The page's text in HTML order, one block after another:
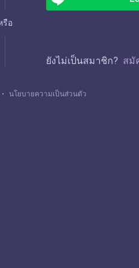
รือ
ยังไม่เป็นสมาชิก? สมั
・ นโยบายความเป็นส่วนตัว